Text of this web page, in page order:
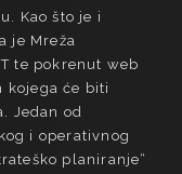
Kao što je i
je Mreža
te pokrenut web
kojega će biti
Jedan od
i operativnog
planiranje“